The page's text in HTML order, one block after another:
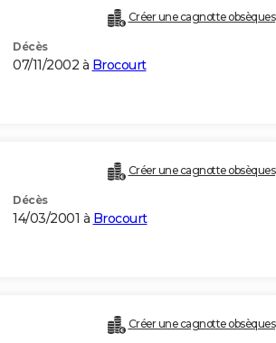
Créer une cagnotte obsèques
Décès
07/11/2002 à Brocourt
Créer une cagnotte obsèques
Décès
14/03/2001 à Brocourt
Créer une cagnotte obsèques